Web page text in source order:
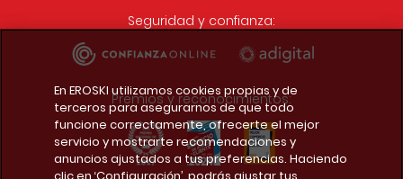
Seguridad y confianza:
Premios y reconocimientos:
En EROSKI utilizamos cookies propias y de
terceros para asegurarnos de que todo
funcione correctamente, ofrecerte el mejor
servicio y mostrarte recomendaciones y
anuncios ajustados a tus preferencias. Haciendo
clic en ‘Configuración’, podrás ajustar tus